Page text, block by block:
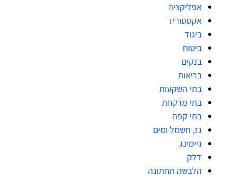
אפליקציה
אקססוריז
ביגוד
ביטוח
בנקים
בריאות
בתי השקעות
בתי מרקחת
בתי קפה
גז, חשמל ומים
גיימינג
דלק
הלבשה תחתונה